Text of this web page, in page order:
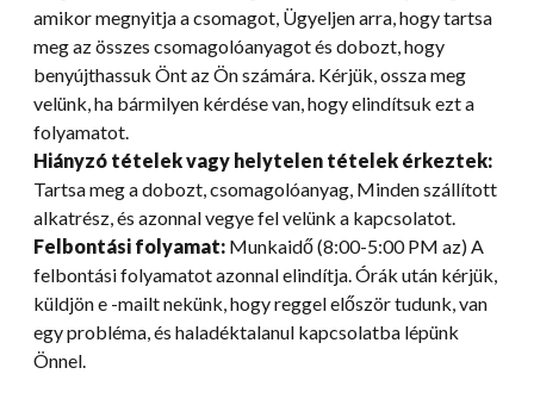
amikor megnyitja a csomagot, Ügyeljen arra, hogy tartsa
meg az összes csomagolóanyagot és dobozt, hogy
benyújthassuk Önt az Ön számára. Kérjük, ossza meg
velünk, ha bármilyen kérdése van, hogy elindítsuk ezt a
folyamatot.
Hiányzó tételek vagy helytelen tételek érkeztek:
Tartsa meg a dobozt, csomagolóanyag, Minden szállított
alkatrész, és azonnal vegye fel velünk a kapcsolatot.
Felbontási folyamat: Munkaidő (8:00-5:00 PM az) A
felbontási folyamatot azonnal elindítja. Órák után kérjük,
küldjön e -mailt nekünk, hogy reggel először tudunk, van
egy probléma, és haladéktalanul kapcsolatba lépünk
Önnel.